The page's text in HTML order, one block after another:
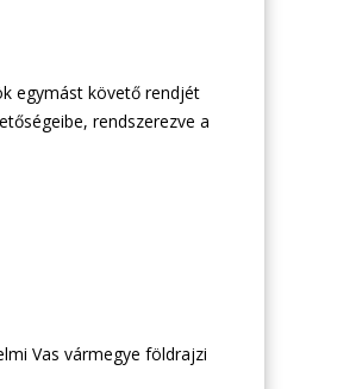
egymást követő rendjét
rendszerezve a
Vas vármegye földrajzi